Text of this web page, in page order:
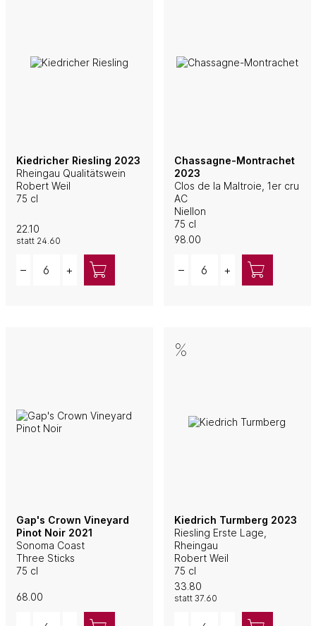
Kiedricher Riesling 2023
Rheingau Qualitätswein
Robert Weil
75 cl
22.10
statt 24.60
– +
Chassagne-Montrachet
2023
Clos de la Maltroie, 1er cru
AC
Niellon
75 cl
98.00
– +
Gap's Crown Vineyard
Pinot Noir 2021
Sonoma Coast
Three Sticks
75 cl
68.00
Kiedrich Turmberg 2023
Riesling Erste Lage,
Rheingau
Robert Weil
75 cl
33.80
statt 37.60